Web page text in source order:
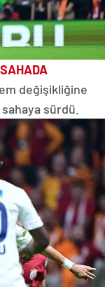
değişikliğine
sürdü.